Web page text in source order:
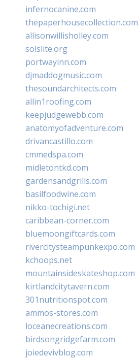
infernocanine.com
thepaperhousecollection.com
allisonwillisholley.com
solslite.org
portwayinn.com
djmaddogmusic.com
thesoundarchitects.com
allin1roofing.com
keepjudgewebb.com
anatomyofadventure.com
drivancastillo.com
cmmedspa.com
midletontkd.com
gardensandgrills.com
basilfoodwine.com
nikko-tochigi.net
caribbean-corner.com
bluemoongiftcards.com
rivercitysteampunkexpo.com
kchoops.net
mountainsideskateshop.com
kirtlandcitytavern.com
301nutritionspot.com
ammos-stores.com
loceanecreations.com
birdsongridgefarm.com
joiedevivblog.com